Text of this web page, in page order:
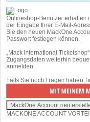
Onlineshop-Benutzer erhalten
der Eingabe Ihrer E-Mail-
Sie den neuen MackOne
Passwort festlegen können.
„Mack International
Zugangsdaten weiterhin
anmelden.
Falls Sie noch Fragen haben,
MACKONE ACCOUNT